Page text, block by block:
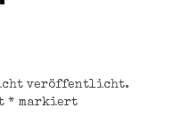
veröffentlicht.
* markiert